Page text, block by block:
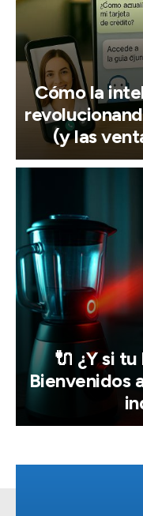
Cómo la
(y las
🔌 ¿Y si
Bienvenidos